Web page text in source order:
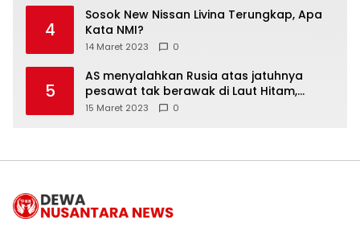
4
Sosok New Nissan Livina Terungkap, Apa
Kata NMI?
14 Maret 2023 0
5
AS menyalahkan Rusia atas jatuhnya
pesawat tak berawak di Laut Hitam,
Moskow menyangkal
15 Maret 2023 0